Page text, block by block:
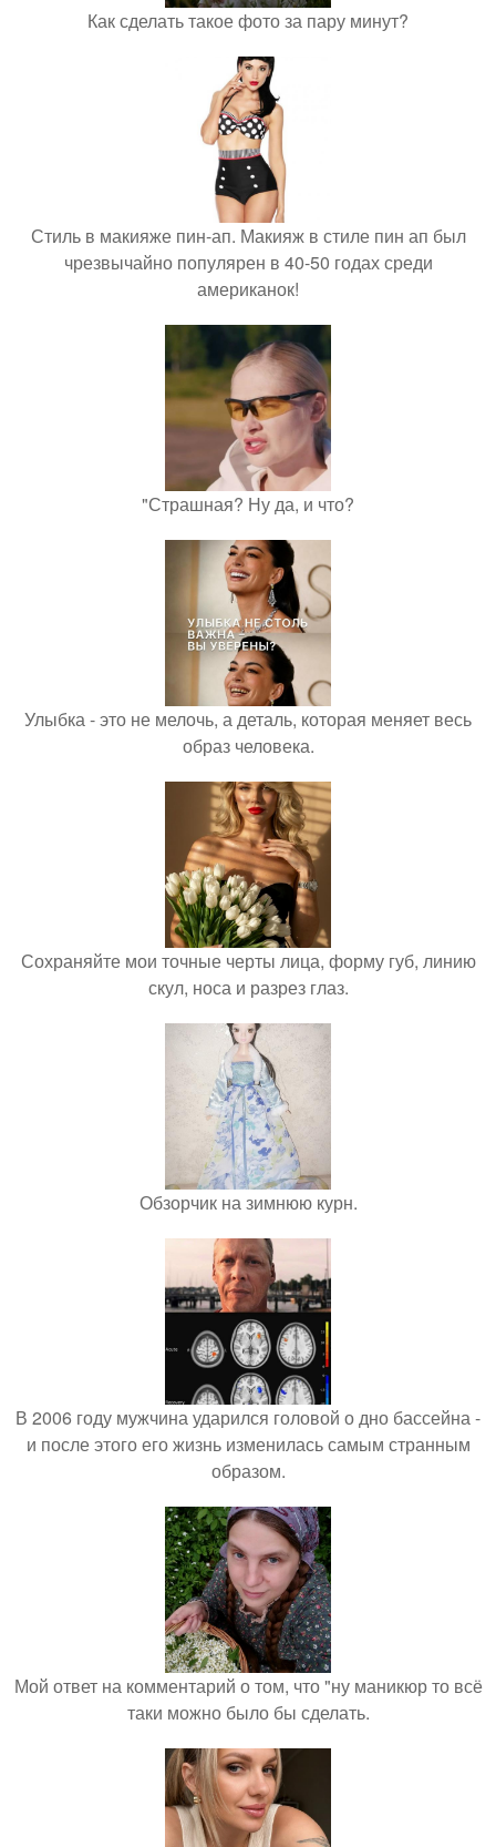
Как сделать такое фото за пару минут?
Стиль в макияже пин-ап. Макияж в стиле пин ап был
чрезвычайно популярен в 40-50 годах среди
американок!
"Страшная? Ну да, и что?
Улыбка - это не мелочь, а деталь, которая меняет весь
образ человека.
Сохраняйте мои точные черты лица, форму губ, линию
скул, носа и разрез глаз.
Обзорчик на зимнюю курн.
В 2006 году мужчина ударился головой о дно бассейна -
и после этого его жизнь изменилась самым странным
образом.
Мой ответ на комментарий о том, что "ну маникюр то всё
таки можно было бы сделать.